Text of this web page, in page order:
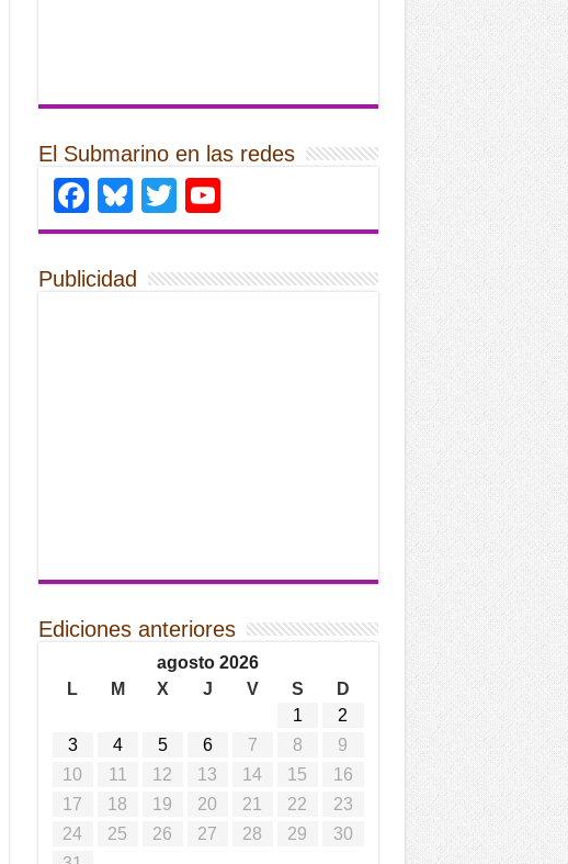
El Submarino en las redes
Facebook
Bluesky
Twitter
Publicidad
Ediciones anteriores
agosto 2026
L
M X J V S
D
1
2
3
4 5 6 7 8
9
10
11 12 13 14 15
16
17
18 19 20 21 22
23
24
25 26 27 28 29
30